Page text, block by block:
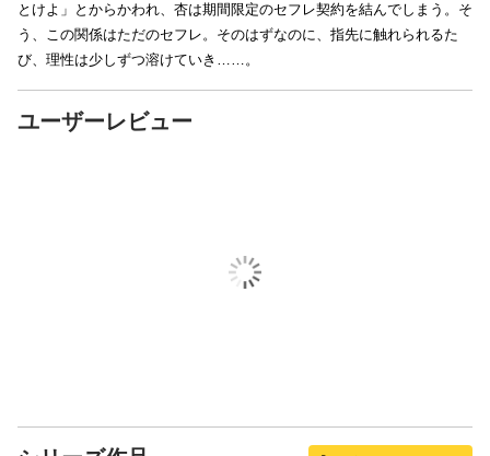
とけよ」とからかわれ、杏は期間限定のセフレ契約を結んでしまう。そ
う、この関係はただのセフレ。そのはずなのに、指先に触れられるた
び、理性は少しずつ溶けていき……。
ユーザーレビュー